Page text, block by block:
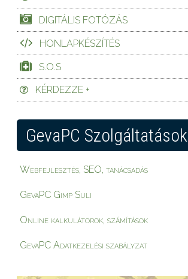
DIGITÁLIS FOTÓZÁS
HONLAPKÉSZÍTÉS
S.O.S
KÉRDEZZE +
GevaPC Szolgáltatások
Webfejlesztés, SEO, tanácsadás
GevaPC Gimp Suli
Online kalkulátorok, számítások
GevaPC Adatkezelési szabályzat